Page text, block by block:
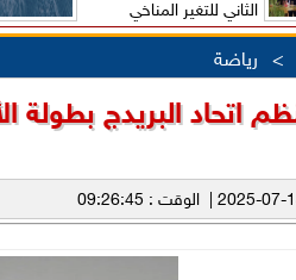
الثاني للتغير المناخي
> رياضة
اتحاد البريدج بطولة